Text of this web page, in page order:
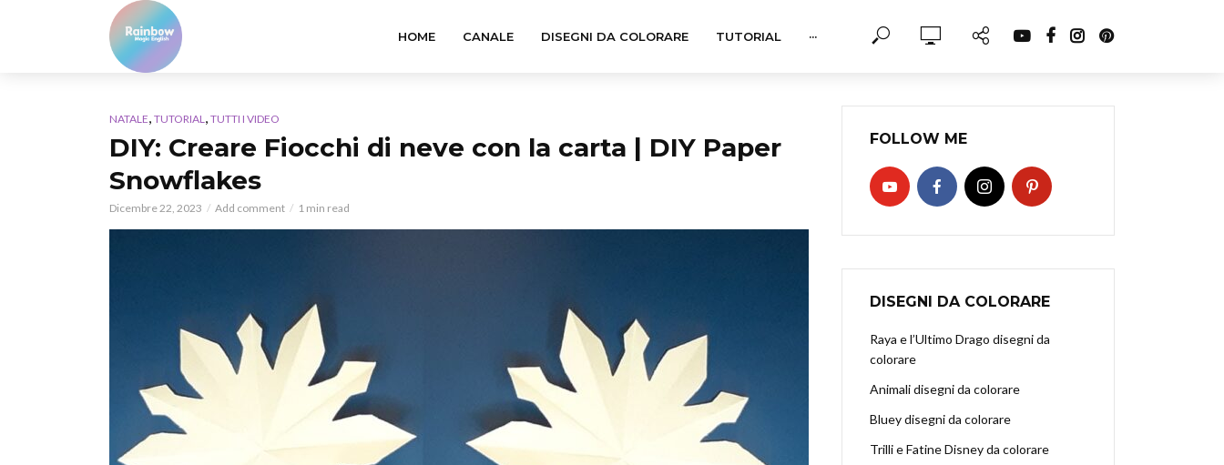
HOME CANALE DISEGNI DA COLORARE TUTORIAL ···
NATALE, TUTORIAL, TUTTI I VIDEO
DIY: Creare Fiocchi di neve con la carta | DIY Paper
Snowflakes
Dicembre 22, 2023 Add comment 1 min read
FOLLOW ME
DISEGNI DA COLORARE
Raya e l’Ultimo Drago disegni da
colorare
Animali disegni da colorare
Bluey disegni da colorare
Trilli e Fatine Disney da colorare